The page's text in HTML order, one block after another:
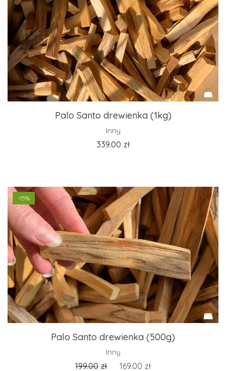
Palo Santo drewienka (1kg)
Inny
339.00 zł
-15%
Palo Santo drewienka (500g)
Inny
199.00 zł 169.00 zł